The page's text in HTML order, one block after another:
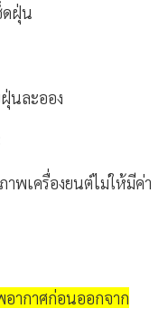
ดฝุ่น
นละออง
พเครื่องยนต์ไม่ให้มีค่า
ากาศก่อนออกจาก